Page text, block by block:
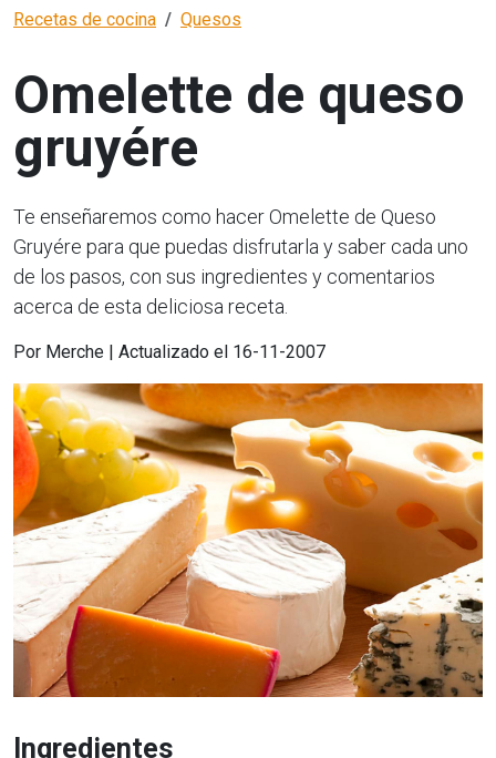
Recetas de cocina Quesos
Omelette de queso
gruyére
Te enseñaremos como hacer Omelette de Queso
Gruyére para que puedas disfrutarla y saber cada uno
de los pasos, con sus ingredientes y comentarios
acerca de esta deliciosa receta.
Por Merche | Actualizado el 16-11-2007
Ingredientes